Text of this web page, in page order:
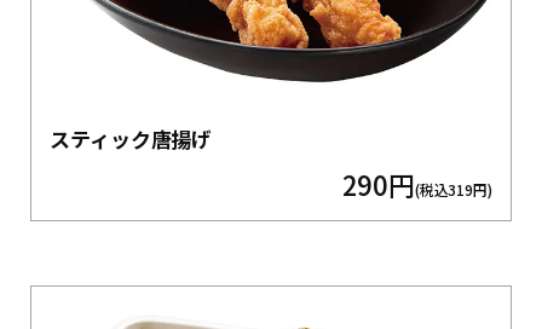
スティック唐揚げ
290円(税込319円)